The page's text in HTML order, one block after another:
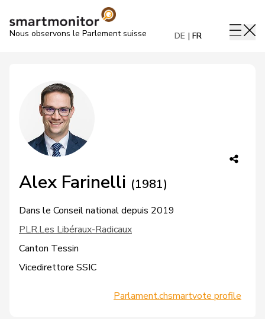
Nous observons le Parlement suisse DE FR
Alex Farinelli (1981)
Dans le Conseil national depuis 2019
PLR.Les Libéraux-Radicaux
Canton Tessin
Vicedirettore SSIC
Parlament.chsmartvote profile